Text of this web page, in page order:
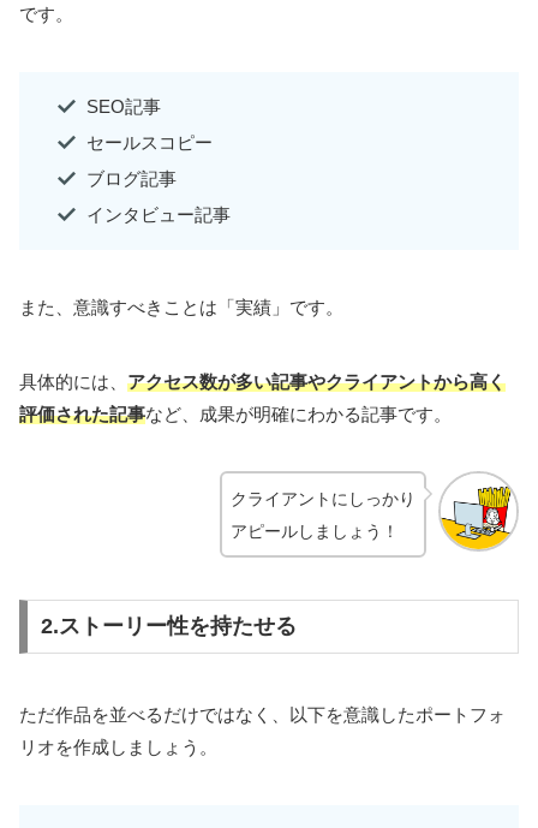
です。
SEO記事
セールスコピー
ブログ記事
インタビュー記事
また、意識すべきことは「実績」です。
具体的には、 アクセス数が多い記事やクライアントから高く
評価された記事など、成果が明確にわかる記事です。
クライアントにしっかり
アピールしましょう！
2.ストーリー性を持たせる
ただ作品を並べるだけではなく、以下を意識したポートフォ
リオを作成しましょう。